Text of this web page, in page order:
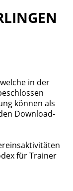
in der
können als
Download-
für Trainer